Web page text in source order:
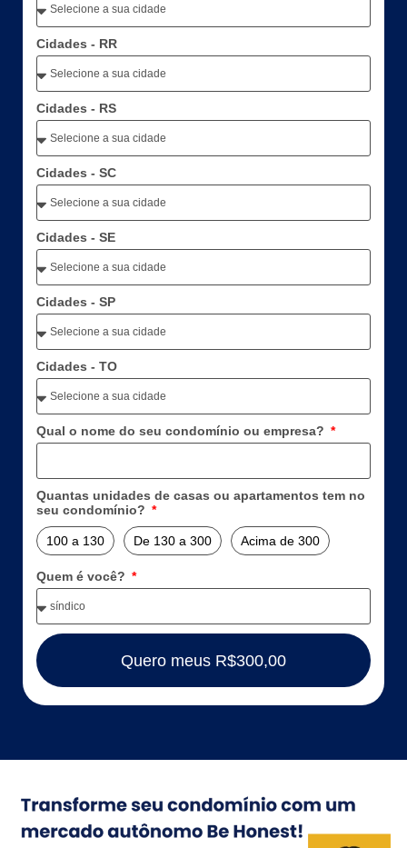
Cidades - RR
Cidades - RS
Cidades - SC
Cidades - SE
Cidades - SP
Cidades - TO
Qual o nome do seu condomínio ou empresa?
Quantas unidades de casas ou apartamentos tem no
seu condomínio?
100 a 130 De 130 a 300 Acima de 300
Quem é você?
Quero meus R$300,00